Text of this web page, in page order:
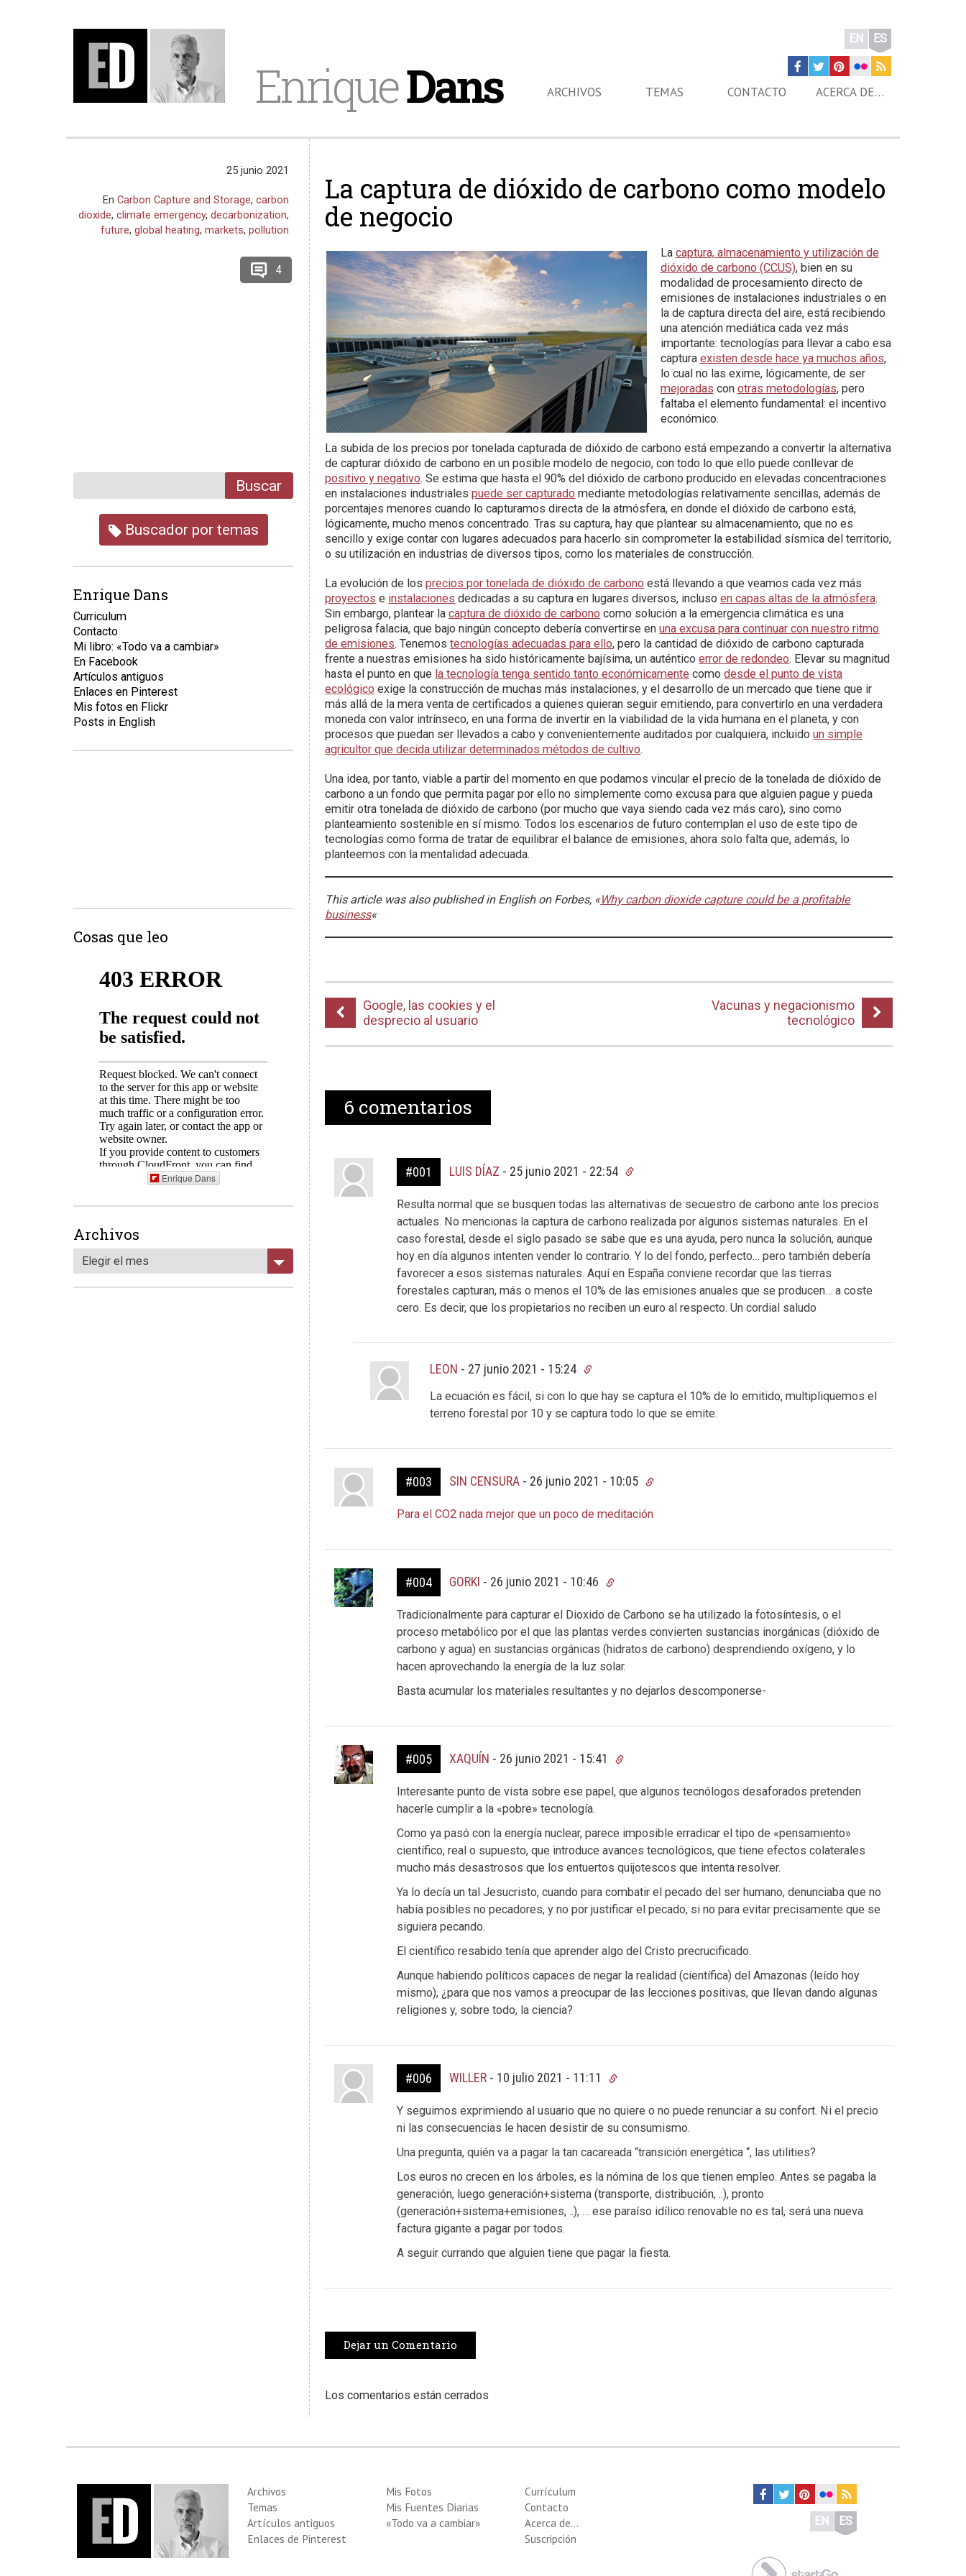
EnriqueDans
EN ES
ARCHIVOS TEMAS CONTACTO ACERCA DE…
La captura de dióxido de carbono como modelo
de negocio
La captura, almacenamiento y utilización de
dióxido de carbono (CCUS), bien en su
modalidad de procesamiento directo de
emisiones de instalaciones industriales o en
la de captura directa del aire, está recibiendo
una atención mediática cada vez más
importante: tecnologías para llevar a cabo esa
captura existen desde hace ya muchos años,
lo cual no las exime, lógicamente, de ser
mejoradas con otras metodologías, pero
faltaba el elemento fundamental: el incentivo
económico.
La subida de los precios por tonelada capturada de dióxido de carbono está empezando a convertir la alternativa
de capturar dióxido de carbono en un posible modelo de negocio, con todo lo que ello puede conllevar de
positivo y negativo. Se estima que hasta el 90% del dióxido de carbono producido en elevadas concentraciones
en instalaciones industrialespuede ser capturado mediante metodologías relativamente sencillas, además de
porcentajes menores cuando lo capturamos directa de la atmósfera, en donde el dióxido de carbono está,
lógicamente, mucho menos concentrado. Tras su captura, hay que plantear su almacenamiento, que no es
sencillo y exige contar con lugares adecuados para hacerlo sin comprometer la estabilidad sísmica del territorio,
o su utilización en industrias de diversos tipos, como los materiales de construcción.
La evolución de losprecios por tonelada de dióxido de carbono está llevando a que veamos cada vez más
proyectos e instalaciones dedicadas a su captura en lugares diversos, inclusoen capas altas de la atmósfera.
Sin embargo, plantear lacaptura de dióxido de carbono como solución a la emergencia climática es una
peligrosa falacia, que bajo ningún concepto debería convertirse enuna excusa para continuar con nuestro ritmo
de emisiones. Tenemostecnologías adecuadas para ello, pero la cantidad de dióxido de carbono capturada
frente a nuestras emisiones ha sido históricamente bajísima, un auténticoerror de redondeo. Elevar su magnitud
hasta el punto en que la tecnología tenga sentido tanto económicamente comodesde el punto de vista
ecológico exige la construcción de muchas más instalaciones, y el desarrollo de un mercado que tiene que ir
más allá de la mera venta de certificados a quienes quieran seguir emitiendo, para convertirlo en una verdadera
moneda con valor intrínseco, en una forma de invertir en la viabilidad de la vida humana en el planeta, y con
procesos que puedan ser llevados a cabo y convenientemente auditados por cualquiera, incluidoun simple
agricultor que decida utilizar determinados métodos de cultivo.
Una idea, por tanto, viable a partir del momento en que podamos vincular el precio de la tonelada de dióxido de
carbono a un fondo que permita pagar por ello no simplemente como excusa para que alguien pague y pueda
emitir otra tonelada de dióxido de carbono (por mucho que vaya siendo cada vez más caro), sino como
planteamiento sostenible en sí mismo. Todos los escenarios de futuro contemplan el uso de este tipo de
tecnologías como forma de tratar de equilibrar el balance de emisiones, ahora solo falta que, además, lo
planteemos con la mentalidad adecuada.
This article was also published in English on Forbes, «Why carbon dioxide capture could be a profitable
business«
Google, las cookies y el
desprecio al usuario
Vacunas y negacionismo
tecnológico
6 comentarios
#001 LUIS DÍAZ - 25 junio 2021 - 22:54
Resulta normal que se busquen todas las alternativas de secuestro de carbono ante los precios
actuales. No mencionas la captura de carbono realizada por algunos sistemas naturales. En el
caso forestal, desde el siglo pasado se sabe que es una ayuda, pero nunca la solución, aunque
hoy en día algunos intenten vender lo contrario. Y lo del fondo, perfecto… pero también debería
favorecer a esos sistemas naturales. Aquí en España conviene recordar que las tierras
forestales capturan, más o menos el 10% de las emisiones anuales que se producen… a coste
cero. Es decir, que los propietarios no reciben un euro al respecto. Un cordial saludo
LEON - 27 junio 2021 - 15:24
La ecuación es fácil, si con lo que hay se captura el 10% de lo emitido, multipliquemos el
terreno forestal por 10 y se captura todo lo que se emite.
#003 SIN CENSURA- 26 junio 2021 - 10:05
Para el CO2 nada mejor que un poco de meditación
#004 GORKI - 26 junio 2021 - 10:46
Tradicionalmente para capturar el Dioxido de Carbono se ha utilizado la fotosíntesis, o el
proceso metabólico por el que las plantas verdes convierten sustancias inorgánicas (dióxido de
carbono y agua) en sustancias orgánicas (hidratos de carbono) desprendiendo oxígeno, y lo
hacen aprovechando la energía de la luz solar.
Basta acumular los materiales resultantes y no dejarlos descomponerse-
#005 XAQUÍN - 26 junio 2021 - 15:41
Interesante punto de vista sobre ese papel, que algunos tecnólogos desaforados pretenden
hacerle cumplir a la «pobre» tecnología.
Como ya pasó con la energía nuclear, parece imposible erradicar el tipo de «pensamiento»
científico, real o supuesto, que introduce avances tecnológicos, que tiene efectos colaterales
mucho más desastrosos que los entuertos quijotescos que intenta resolver.
Ya lo decía un tal Jesucristo, cuando para combatir el pecado del ser humano, denunciaba que no
había posibles no pecadores, y no por justificar el pecado, si no para evitar precisamente que se
siguiera pecando.
El científico resabido tenía que aprender algo del Cristo precrucificado.
Aunque habiendo políticos capaces de negar la realidad (científica) del Amazonas (leído hoy
mismo), ¿para que nos vamos a preocupar de las lecciones positivas, que llevan dando algunas
religiones y, sobre todo, la ciencia?
#006 WILLER- 10 julio 2021 - 11:11
Y seguimos exprimiendo al usuario que no quiere o no puede renunciar a su confort. Ni el precio
ni las consecuencias le hacen desistir de su consumismo.
Una pregunta, quién va a pagar la tan cacareada “transición energética “, las utilities?
Los euros no crecen en los árboles, es la nómina de los que tienen empleo. Antes se pagaba la
generación, luego generación+sistema (transporte, distribución, ..), pronto
(generación+sistema+emisiones, ..), … ese paraíso idílico renovable no es tal, será una nueva
factura gigante a pagar por todos.
A seguir currando que alguien tiene que pagar la fiesta.
Dejar un Comentario
Los comentarios están cerrados
25 junio 2021
EnCarbon Capture and Storage,carbon
dioxide,climate emergency,decarbonization,
future,global heating,markets,pollution
4
Buscar
Buscador por temas
Enrique Dans
Curriculum
Contacto
Mi libro: «Todo va a cambiar»
En Facebook
Artículos antiguos
Enlaces en Pinterest
Mis fotos en Flickr
Posts in English
Cosas que leo
Enrique Dans
Archivos
Elegir el mes
Archivos
Temas
Artículos antiguos
Enlaces de Pinterest
Mis Fotos
Mis Fuentes Diarias
«Todo va a cambiar»
Currículum
Contacto
Acerca de…
Suscripción
EN ES